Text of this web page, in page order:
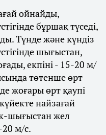
ойнайды,
бұршақ түседі,
Түнде және күндіз
шығыстан,
екпіні - 15-20 м/
төтенше өрт
жоғары өрт қаупі
найзағай
шығыстан жел
20 м/с.